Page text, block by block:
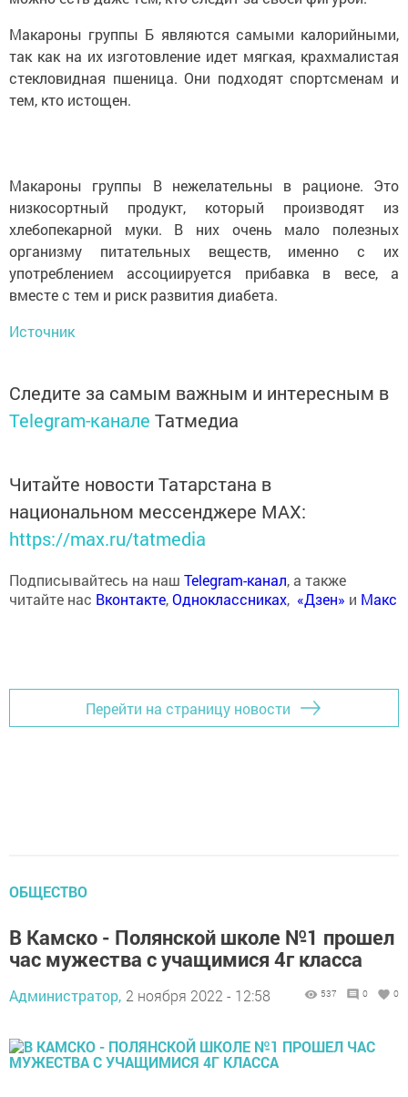
Макароны группы Б являются самыми калорийными,
так как на их изготовление идет мягкая, крахмалистая
стекловидная пшеница. Они подходят спортсменам и
тем, кто истощен.
Макароны группы В нежелательны в рационе. Это
низкосортный продукт, который производят из
хлебопекарной муки. В них очень мало полезных
организму питательных веществ, именно с их
употреблением ассоциируется прибавка в весе, а
вместе с тем и риск развития диабета.
Источник
Следите за самым важным и интересным в
Telegram-канале Татмедиа
Читайте новости Татарстана в
национальном мессенджере MАХ:
https://max.ru/tatmedia
Подписывайтесь на наш Telegram-канал, а также
читайте нас Вконтакте,Одноклассниках, «Дзен» и Макс
Перейти на страницу новости
ОБЩЕСТВО
В Камско - Полянской школе №1 прошел
час мужества с учащимися 4г класса
Администратор, 2 ноября 2022 - 12:58 537 0 0